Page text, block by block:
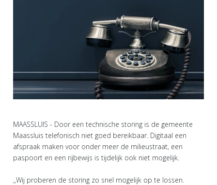
MAASSLUIS - Door een technische storing is de gemeente
Maassluis telefonisch niet goed bereikbaar. Digitaal een
afspraak maken voor onder meer de milieustraat, een
paspoort en een rijbewijs is tijdelijk ook niet mogelijk.
,,Wij proberen de storing zo snel mogelijk op te lossen.